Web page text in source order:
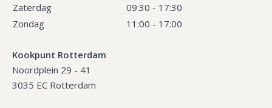
Zaterdag
09:30 - 17:30
Zondag
11:00 - 17:00
Kookpunt Rotterdam
Noordplein 29 - 41
3035 EC Rotterdam